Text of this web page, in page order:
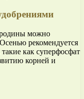
можно
рекомендуется
как суперфосфат
корней и